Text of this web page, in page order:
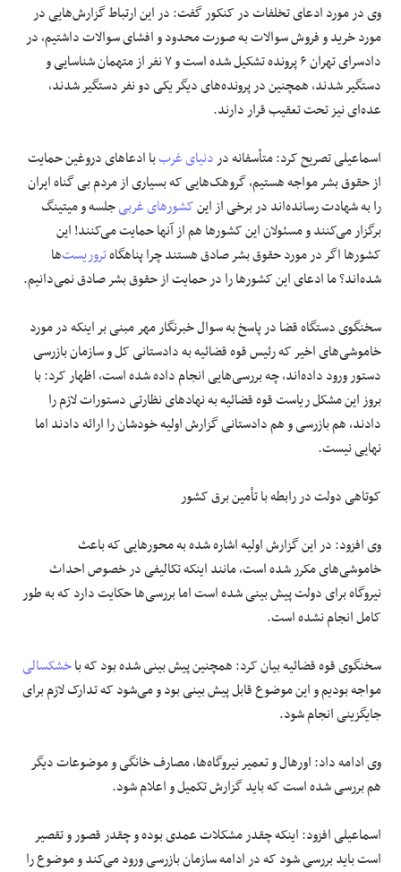
وی در مورد ادعای تخلفات در کنکور گفت: در این ارتباط گزارش‌هایی در
مورد خرید و فروش سوالات به صورت محدود و افشای سوالات داشتیم، در
دادسرای تهران ۶ پرونده تشکیل شده است و ۷ نفر از متهمان شناسایی و
دستگیر شدند، همچنین در پرونده‌های دیگر یکی دو نفر دستگیر شدند،
عده‌ای نیز تحت تعقیب قرار دارند.
اسماعیلی تصریح کرد: متأسفانه دردنیای غرببا ادعاهای دروغین حمایت
از حقوق بشر مواجه هستیم، گروهک‌هایی که بسیاری از مردم بی گناه ایران
را به شهادت رسانده‌اند در برخی از اینکشورهای غربیجلسه و میتینگ
برگزار می‌کنند و مسئولان این کشورها هم از آنها حمایت می‌کنند! این
کشورها اگر در مورد حقوق بشر صادق هستند چرا پناهگاهتروریست‌ها
شده‌اند؟ ما ادعای این کشورها را در حمایت از حقوق بشر صادق نمی‌دانیم.
سخنگوی دستگاه قضا در پاسخ به سوال خبرنگار مهر مبنی بر اینکه در مورد
خاموشی‌های اخیر که رئیس قوه قضائیه به دادستانی کل و سازمان بازرسی
دستور ورود داده‌اند، چه بررسی‌هایی انجام داده شده است، اظهار کرد: با
بروز این مشکل ریاست قوه قضائیه به نهادهای نظارتی دستورات لازم را
دادند، هم بازرسی و هم دادستانی گزارش اولیه خودشان را ارائه دادند اما
نهایی نیست.
کوتاهی دولت در رابطه با تأمین برق کشور
وی افزود: در این گزارش اولیه اشاره شده به محورهایی که باعث
خاموشی‌های مکرر شده است، مانند اینکه تکالیفی در خصوص احداث
نیروگاه برای دولت پیش بینی شده است اما بررسی‌ها حکایت دارد که به طور
کامل انجام نشده است.
سخنگوی قوه قضائیه بیان کرد: همچنین پیش بینی شده بود که باخشکسالی
مواجه بودیم و این موضوع قابل پیش بینی بود و می‌شود که تدارک لازم برای
جایگزینی انجام شود.
وی ادامه داد: اورهال و تعمیر نیروگاه‌ها، مصارف خانگی و موضوعات دیگر
هم بررسی شده است که باید گزارش تکمیل و اعلام شود.
اسماعیلی افزود: اینکه چقدر مشکلات عمدی بوده و چقدر قصور و تقصیر
است باید بررسی شود که در ادامه سازمان بازرسی ورود می‌کند و موضوع را